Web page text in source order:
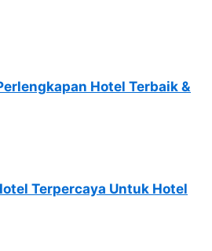
Hotel Terbaik &
Terpercaya Untuk Hotel